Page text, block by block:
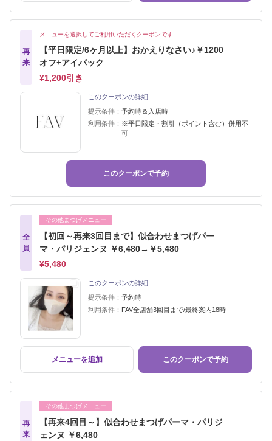
再
来
メニューを選択してご利用いただくクーポンです
【平日限定/6ヶ月以上】おかえりなさい♪￥1200
オフ+アイパック
¥1,200引き
このクーポンの詳細
提示条件： 予約時＆入店時
利用条件： ※平日限定・割引（ポイント含む）併用不
可
このクーポンで予約
全
員
その他まつげメニュー
【初回～再来3回目まで】似合わせまつげパー
マ・パリジェンヌ ￥6,480→￥5,480
¥5,480
このクーポンの詳細
提示条件： 予約時
利用条件： FAV全店舗3回目まで/最終案内18時
メニューを追加 このクーポンで予約
再
来
その他まつげメニュー
【再来4回目～】似合わせまつげパーマ・パリジ
ェンヌ ￥6,480